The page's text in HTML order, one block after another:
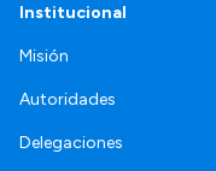
Institucional
Misión
Autoridades
Delegaciones